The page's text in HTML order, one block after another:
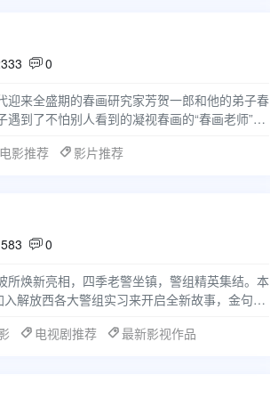
 0
来全盛期的春画研究家芳贺一郎和他的弟子春
到了不怕别人看到的凝视春画的“春画老师”芳
电影推荐 影片推荐
 0
焕新亮相，四季老警坐镇，警组精英集结。本
解放西各大警组实习来开启全新故事，金句频
电视剧推荐 最新影视作品